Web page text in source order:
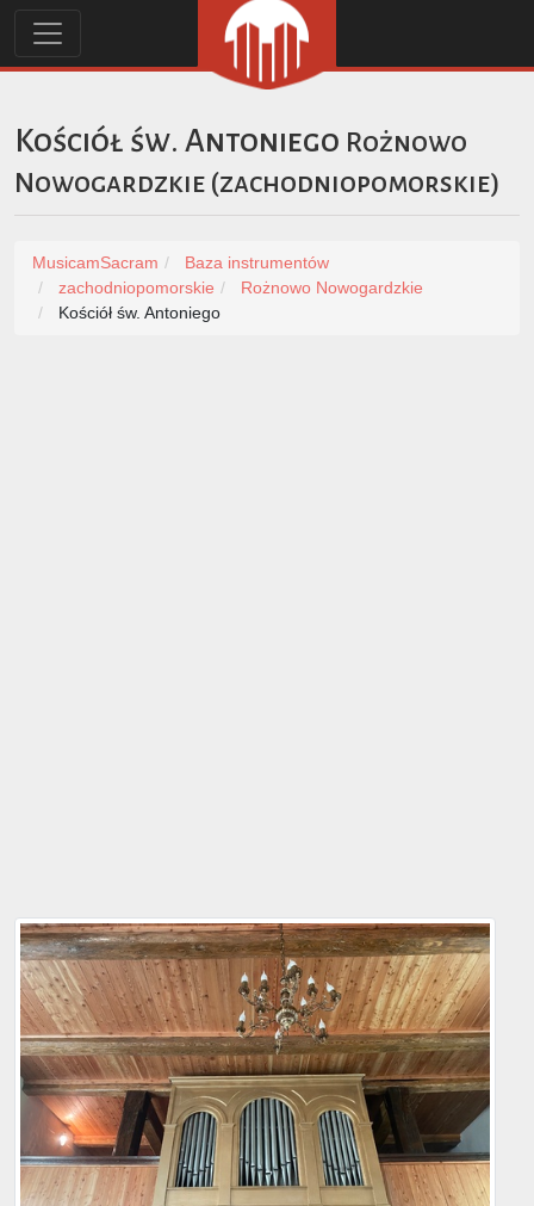
Kościół św. Antoniego Rożnowo
Nowogardzkie (zachodniopomorskie)
MusicamSacram
Baza instrumentów
zachodniopomorskie
Rożnowo Nowogardzkie
Kościół św. Antoniego